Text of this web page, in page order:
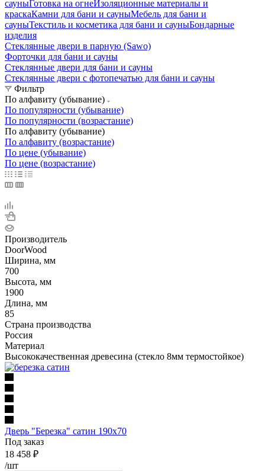
сауныГотовка на огнеИзоляционные материалы и
краскаКамни для бани и сауныМебель для бани и
сауныТекстиль и косметика для бани и сауныБондарные
изделия
Стеклянные двери в парную (Sawo)
Форточки для бани и сауны
Стеклянные двери для бани и сауны
Стеклянные двери с фотопечатью для бани и сауны
Фильтр
По алфавиту (убывание)
По популярности (убывание)
По популярности (возрастание)
По алфавиту (убывание)
По алфавиту (возрастание)
По цене (убывание)
По цене (возрастание)
Производитель
DoorWood
Ширина, мм
700
Высота, мм
1900
Длина, мм
85
Страна производства
Россия
Материал
Высококачественная древесина (стекло 8мм термостойкое)
Дверь "Березка" сатин 190х70
Под заказ
18 458 ₽
/шт